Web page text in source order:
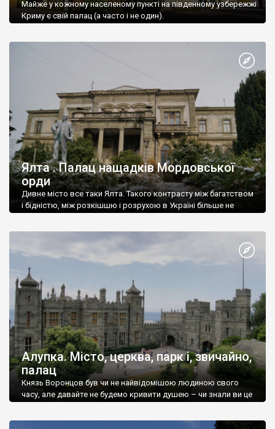
Майже у кожному населеному пункті на південному узбережжі
Криму є свій палац (а часто і не один).
Ялта . Палац нащадків Мордовської
орди
Дивне місто все таки Ялта. Такого контрасту між багатством
і бідністю, між розкішшю і розрухою в Україні більше не
Алупка. Місто, церква, парк і, звичайно,
палац
Князь Воронцов був чи не найвідомішою людиною свого
часу, але давайте не будемо кривити душею – чи знали ви це